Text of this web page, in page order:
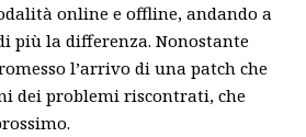
online e offline, andando a
più la differenza. Nonostante
l’arrivo di una patch che
dei problemi riscontrati, che